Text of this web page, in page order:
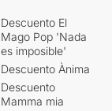
Descuento El
Mago Pop 'Nada
es imposible'
Descuento Ànima
Descuento
Mamma mia